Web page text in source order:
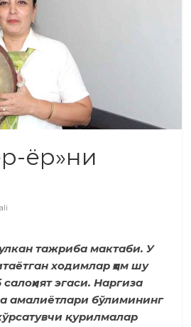
ёр»ни
тажриба мактаби. У
ходимлар ҳам шу
эгаси. Наргиза
амалиётлари бўлимининг
қурилмалар